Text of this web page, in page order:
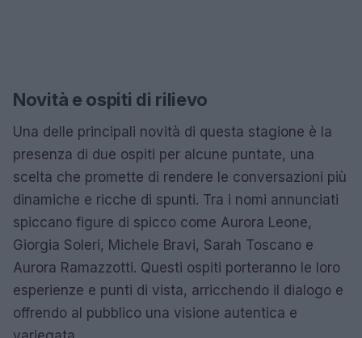
Novità e ospiti di rilievo
Una delle principali novità di questa stagione è la
presenza di due ospiti per alcune puntate, una
scelta che promette di rendere le conversazioni più
dinamiche e ricche di spunti. Tra i nomi annunciati
spiccano figure di spicco come Aurora Leone,
Giorgia Soleri, Michele Bravi, Sarah Toscano e
Aurora Ramazzotti. Questi ospiti porteranno le loro
esperienze e punti di vista, arricchendo il dialogo e
offrendo al pubblico una visione autentica e